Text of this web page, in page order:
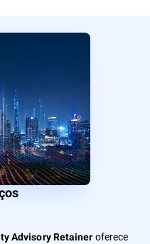
Advisory Retainer oferece